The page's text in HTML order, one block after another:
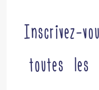
Inscrivez-
toutes